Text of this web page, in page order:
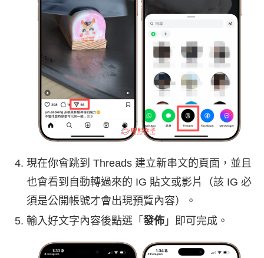
現在你會跳到 Threads 建立新串文的頁面，並且
也會看到自動轉過來的 IG 貼文或影片（該 IG 必
須是公開帳號才會出現預覽內容）。
輸入好文字內容後點選「 發佈 」即可完成。